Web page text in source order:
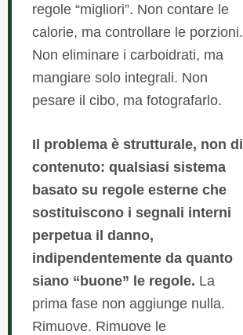
regole “migliori”. Non contare le
calorie, ma controllare le porzioni.
Non eliminare i carboidrati, ma
mangiare solo integrali. Non
pesare il cibo, ma fotografarlo.
Il problema è strutturale, non di
contenuto: qualsiasi sistema
basato su regole esterne che
sostituiscono i segnali interni
perpetua il danno,
indipendentemente da quanto
siano “buone” le regole. La
prima fase non aggiunge nulla.
Rimuove. Rimuove le